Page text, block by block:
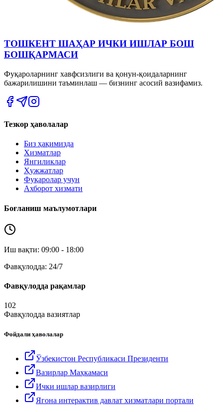
ТОШКЕНТ ШАҲАР ИЧКИ ИШЛАР БОШ
БОШҚАРМАСИ
Фуқароларнинг хавфсизлиги ва қонун-қоидаларнинг
бажарилишини таъминлаш — бизнинг асосий вазифамиз.
Тезкор ҳаволалар
Биз ҳақимизда
Хизматлар
Янгиликлар
Ҳужжатлар
Фуқаролар учун
Ахборот хизмати
Боғланиш маълумотлари
Иш вақти: 09:00 - 18:00
Фавқулодда: 24/7
Фавқулодда рақамлар
102
Фавқулодда вазиятлар
Фойдали ҳаволалар
Ўзбекистон Республикаси Президенти
Вазирлар Маҳкамаси
Ички ишлар вазирлиги
Ягона интерактив давлат хизматлари портали